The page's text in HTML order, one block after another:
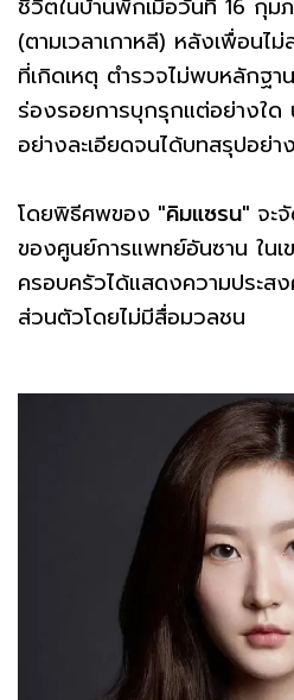
ชีวิตในบ้านพักเมื่อวันที่ 16 กุม
(ตามเวลาเกาหลี) หลังเพื่อนไ
ที่เกิดเหตุ ตำรวจไม่พบหลักฐ
ร่องรอยการบุกรุกแต่อย่างใด
อย่างละเอียดจนได้บทสรุปอย่า
โดยพิธีศพของ "คิมแซรน" จะ
ของศูนย์การแพทย์อันซาน ใน
ครอบครัวได้แสดงความประส
ส่วนตัวโดยไม่มีสื่อมวลชน